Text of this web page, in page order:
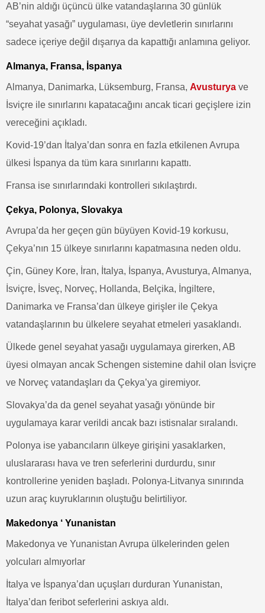
AB’nin aldığı üçüncü ülke vatandaşlarına 30 günlük
“seyahat yasağı” uygulaması, üye devletlerin sınırlarını
sadece içeriye değil dışarıya da kapattığı anlamına geliyor.
Almanya, Fransa, İspanya
Almanya, Danimarka, Lüksemburg, Fransa, Avusturya ve
İsviçre ile sınırlarını kapatacağını ancak ticari geçişlere izin
vereceğini açıkladı.
Kovid-19’dan İtalya’dan sonra en fazla etkilenen Avrupa
ülkesi İspanya da tüm kara sınırlarını kapattı.
Fransa ise sınırlarındaki kontrolleri sıkılaştırdı.
Çekya, Polonya, Slovakya
Avrupa’da her geçen gün büyüyen Kovid-19 korkusu,
Çekya’nın 15 ülkeye sınırlarını kapatmasına neden oldu.
Çin, Güney Kore, İran, İtalya, İspanya, Avusturya, Almanya,
İsviçre, İsveç, Norveç, Hollanda, Belçika, İngiltere,
Danimarka ve Fransa’dan ülkeye girişler ile Çekya
vatandaşlarının bu ülkelere seyahat etmeleri yasaklandı.
Ülkede genel seyahat yasağı uygulamaya girerken, AB
üyesi olmayan ancak Schengen sistemine dahil olan İsviçre
ve Norveç vatandaşları da Çekya’ya giremiyor.
Slovakya’da da genel seyahat yasağı yönünde bir
uygulamaya karar verildi ancak bazı istisnalar sıralandı.
Polonya ise yabancıların ülkeye girişini yasaklarken,
uluslararası hava ve tren seferlerini durdurdu, sınır
kontrollerine yeniden başladı. Polonya-Litvanya sınırında
uzun araç kuyruklarının oluştuğu belirtiliyor.
Makedonya ‘ Yunanistan
Makedonya ve Yunanistan Avrupa ülkelerinden gelen
yolcuları almıyorlar
İtalya ve İspanya’dan uçuşları durduran Yunanistan,
İtalya’dan feribot seferlerini askıya aldı.